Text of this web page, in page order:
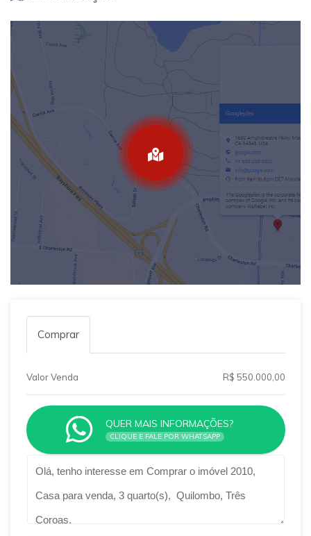
Comprar
Valor Venda R$ 550.000,00
QUER MAIS INFORMAÇÕES?
CLIQUE E FALE POR WHATSAPP